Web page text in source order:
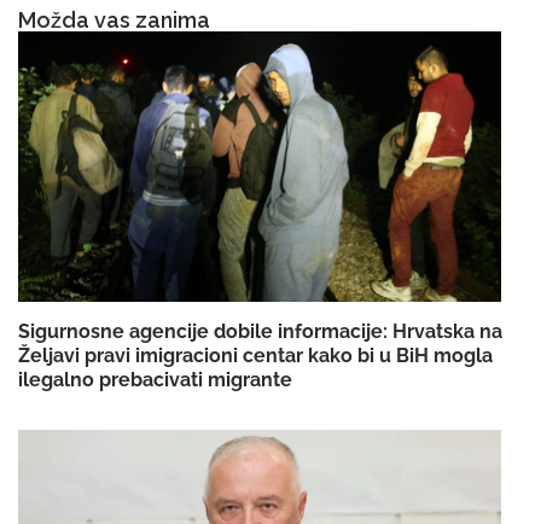
Možda vas zanima
Sigurnosne agencije dobile informacije: Hrvatska na
Željavi pravi imigracioni centar kako bi u BiH mogla
ilegalno prebacivati migrante